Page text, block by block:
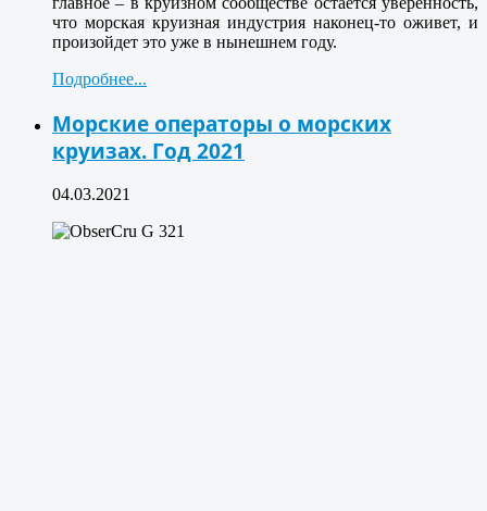
что морская круизная индустрия наконец-то оживет, и
произойдет это уже в нынешнем году.
Подробнее...
Морские операторы о морских
круизах. Год 2021
04.03.2021